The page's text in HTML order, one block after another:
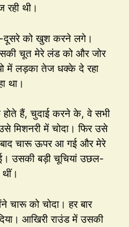
रही थी।
दूसरे को खुश करने लगे।
चूत मेरे लंड को और जोर
में लड़का तेज धक्के दे रहा
था।
हैं, चुदाई करने के, वे सभी
मिशनरी में चोदा। फिर उसे
चारू ऊपर आ गई और मेरे
उसकी बड़ी चूचियां उछल-
चारू को चोदा। हर बार
आखिरी राउंड में उसकी